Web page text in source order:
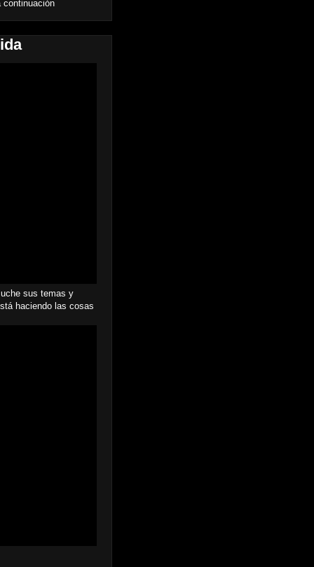
continuación
sus temas y
haciendo las cosas